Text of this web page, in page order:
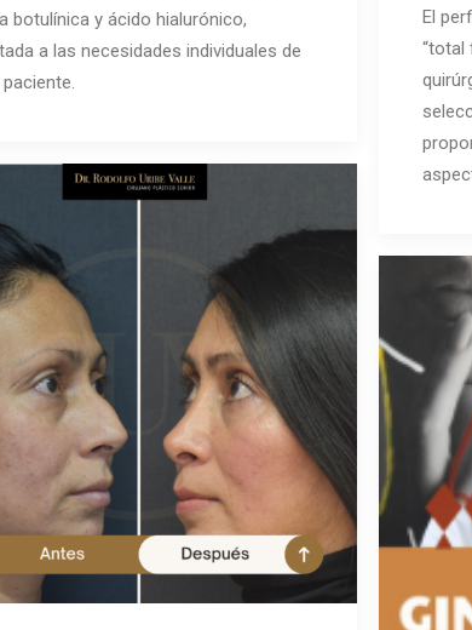
botulínica y ácido hialurónico,
a las necesidades individuales de
El
“total